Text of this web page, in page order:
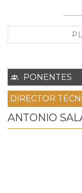
PONENTES
DIRECTOR
ANTONIO